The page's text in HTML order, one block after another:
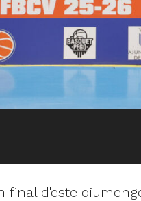
final d'este